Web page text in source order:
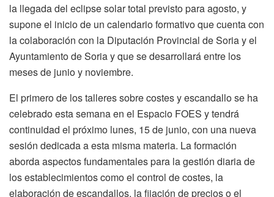
la llegada del eclipse solar total previsto para agosto, y
supone el inicio de un calendario formativo que cuenta con
la colaboración con la Diputación Provincial de Soria y el
Ayuntamiento de Soria y que se desarrollará entre los
meses de junio y noviembre.
El primero de los talleres sobre costes y escandallo se ha
celebrado esta semana en el Espacio FOES y tendrá
continuidad el próximo lunes, 15 de junio, con una nueva
sesión dedicada a esta misma materia. La formación
aborda aspectos fundamentales para la gestión diaria de
los establecimientos como el control de costes, la
elaboración de escandallos, la fijación de precios o el